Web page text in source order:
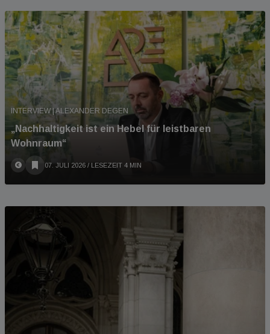
INTERVIEW | ALEXANDER DEGEN
„Nachhaltigkeit ist ein Hebel für leistbaren
Wohnraum“
07. JULI 2026 / LESEZEIT 4 MIN